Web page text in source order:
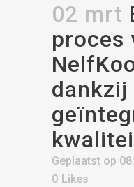
02 mrt
proces
dankzij
Geplaatst op
0 Likes